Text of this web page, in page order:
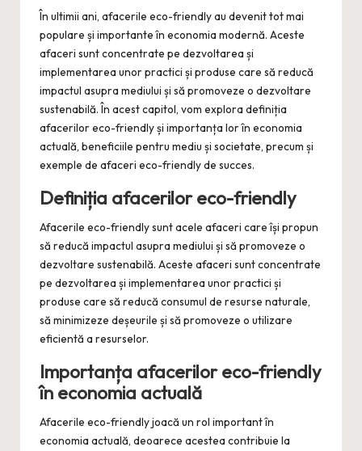
În ultimii ani, afacerile eco-friendly au devenit tot mai
populare și importante în economia modernă. Aceste
afaceri sunt concentrate pe dezvoltarea și
implementarea unor practici și produse care să reducă
impactul asupra mediului și să promoveze o dezvoltare
sustenabilă. În acest capitol, vom explora definiția
afacerilor eco-friendly și importanța lor în economia
actuală, beneficiile pentru mediu și societate, precum și
exemple de afaceri eco-friendly de succes.
Definiția afacerilor eco-friendly
Afacerile eco-friendly sunt acele afaceri care își propun
să reducă impactul asupra mediului și să promoveze o
dezvoltare sustenabilă. Aceste afaceri sunt concentrate
pe dezvoltarea și implementarea unor practici și
produse care să reducă consumul de resurse naturale,
să minimizeze deșeurile și să promoveze o utilizare
eficientă a resurselor.
Importanța afacerilor eco-friendly
în economia actuală
Afacerile eco-friendly joacă un rol important în
economia actuală, deoarece acestea contribuie la